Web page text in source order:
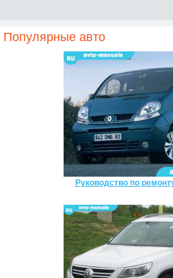
Популярные авто
Руководство по